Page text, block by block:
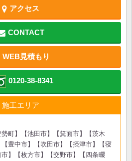
アクセス
CONTACT
WEB見積もり
0120-38-8341
施工エリア
勢町】【池田市】【箕面市】【茨木
豊中市】【吹田市】【摂津市】【寝
】【枚方市】【交野市】【四条畷